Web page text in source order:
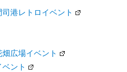
港レトロイベント
広場イベント
ント